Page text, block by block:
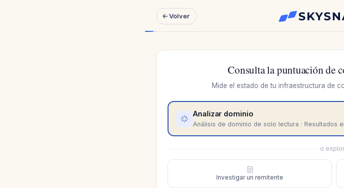
Volver
Consulta la puntuación de
Mide el estado de tu infraestructura de
Analizar dominio
Análisis de dominio de solo lectura · Resultados
o
Investigar un remitente